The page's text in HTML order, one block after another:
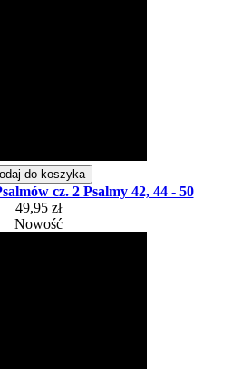
do koszyka
cz. 2 Psalmy 42, 44 - 50
49,95 zł
Nowość